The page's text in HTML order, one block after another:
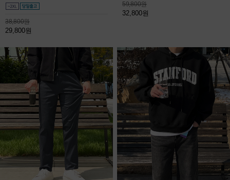
38,800원
29,800원
59,800원
32,800원